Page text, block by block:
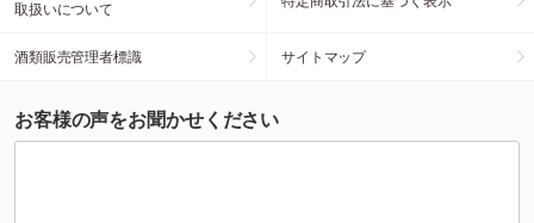
取扱いについて
酒類販売管理者標識 サイトマップ
お客様の声をお聞かせください